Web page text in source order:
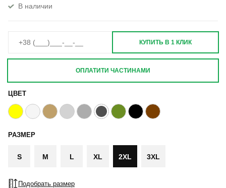
В наличии
ЦВЕТ
РАЗМЕР
S M L XL 2XL 3XL
Подобрать размер
КУПИТЬ В 1 КЛИК
ОПЛАТИТИ ЧАСТИНАМИ